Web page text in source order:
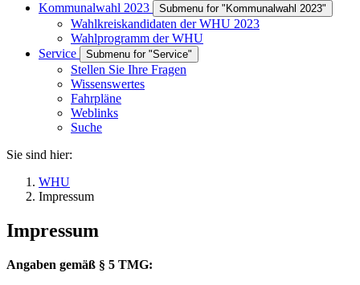
Kommunalwahl 2023
Submenu for "Kommunalwahl 2023"
Wahlkreiskandidaten der WHU 2023
Wahlprogramm der WHU
Service
Submenu for "Service"
Stellen Sie Ihre Fragen
Wissenswertes
Fahrpläne
Weblinks
Suche
Sie sind hier:
WHU
Impressum
Impressum
Angaben gemäß § 5 TMG: